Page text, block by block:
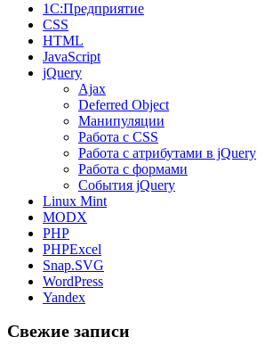
1С:Предприятие
CSS
HTML
JavaScript
jQuery
Ajax
Deferred Object
Манипуляции
Работа с CSS
Работа с атрибутами в jQuery
Работа с формами
События jQuery
Linux Mint
MODX
PHP
PHPExcel
Snap.SVG
WordPress
Yandex
Свежие записи